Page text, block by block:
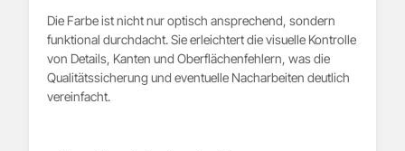
Die Farbe ist nicht nur optisch ansprechend, sondern
funktional durchdacht. Sie erleichtert die visuelle Kontrolle
von Details, Kanten und Oberflächenfehlern, was die
Qualitätssicherung und eventuelle Nacharbeiten deutlich
vereinfacht.